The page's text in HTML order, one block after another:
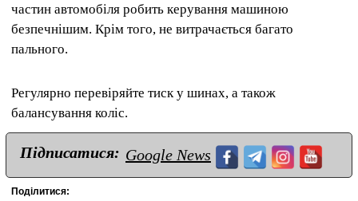
частин автомобіля робить керування машиною
безпечнішим. Крім того, не витрачається багато
пального.
Регулярно перевіряйте тиск у шинах, а також
балансування коліс.
Підписатися: Google News
Поділитися: